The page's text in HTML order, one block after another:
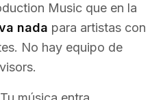
Music que en la
nada para artistas con
No hay equipo de